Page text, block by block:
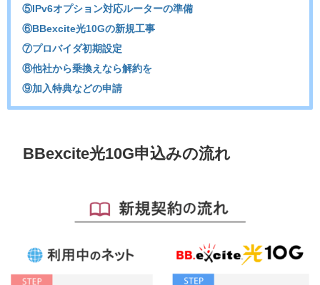
⑤IPv6オプション対応ルーターの準備
⑥BBexcite光10Gの新規工事
⑦プロバイダ初期設定
⑧他社から乗換えなら解約を
⑨加入特典などの申請
BBexcite光10G申込みの流れ